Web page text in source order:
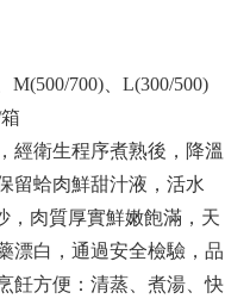
700)、L(300/500)
經衛生程序煮熟後，降溫
留蛤肉鮮甜汁液，活水
，肉質厚實鮮嫩飽滿，天
漂白，通過安全檢驗，品
飪方便：清蒸、煮湯、快